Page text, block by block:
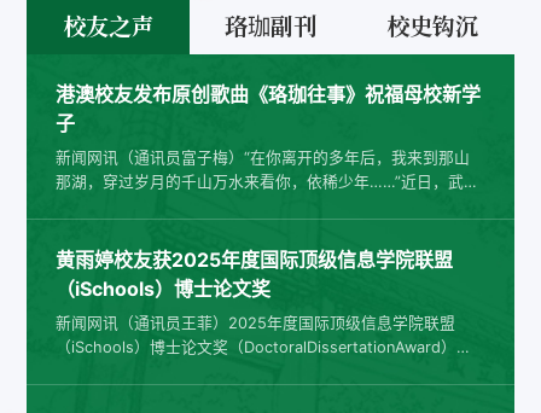
校友之声 珞珈副刊 校史钩沉
港澳校友发布原创歌曲《珞珈往事》祝福母校新学
子
新闻网讯（通讯员富子梅）“在你离开的多年后，我来到那山
那湖，穿过岁月的千山万水来看你，依稀少年……”近日，武汉
澳，表达武汉大学港澳校友对母校以及即将迈入武汉大学的新
学子的由衷祝福。“这只是武汉大学澳门校友会促进两地文化
教育融合的一个小小缩影。”钟立表示，内地高校每年在澳门
招生人数达1500人左...
黄雨婷校友获2025年度国际顶级信息学院联盟
（iSchools）博士论文奖
新闻网讯（通讯员王菲）2025年度国际顶级信息学院联盟
（iSchools）博士论文奖（DoctoralDissertationAward）评